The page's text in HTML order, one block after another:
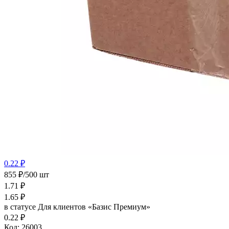
0.22 ₽
855 ₽/500 шт
1.71 ₽
1.65 ₽
в статусе Для клиентов «Базис Премиум»
0.22 ₽
Код: 26003